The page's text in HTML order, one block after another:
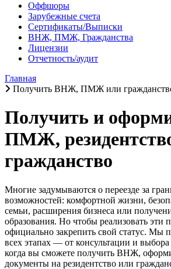
Оффшоры
Зарубежные счета
Сертификаты/Выписки
ВНЖ, ПМЖ, Гражданства
Лицензии
Отчетность/аудит
Главная
Получить ВНЖ, ПМЖ или
Получить и
ПМЖ,
гражданство
Многие задумываются о переезде за
возможностей: комфортной жизни,
семьи, расширения бизнеса или
образования. Но чтобы реализовать эти
официально закрепить свой статус. Мы
всех этапах — от консультации и
когда вы сможете получить ВНЖ,
документы на резидентство или